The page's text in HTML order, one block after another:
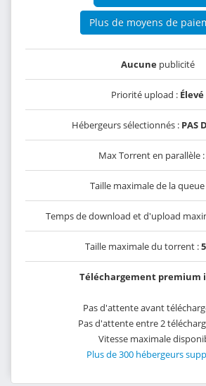
Plus de moyens de
Aucunepublicité
Priorité upload : Élevé
Hébergeurs sélectionnés : PAS
Max Torrent en parallèle :
Taille maximale de la queue
Temps de download et d'upload
Taille maximale du torrent :
Téléchargement premium
Pas d'attente avant
Pas d'attente entre 2
Vitesse maximale
Plus de 300 hébergeurs